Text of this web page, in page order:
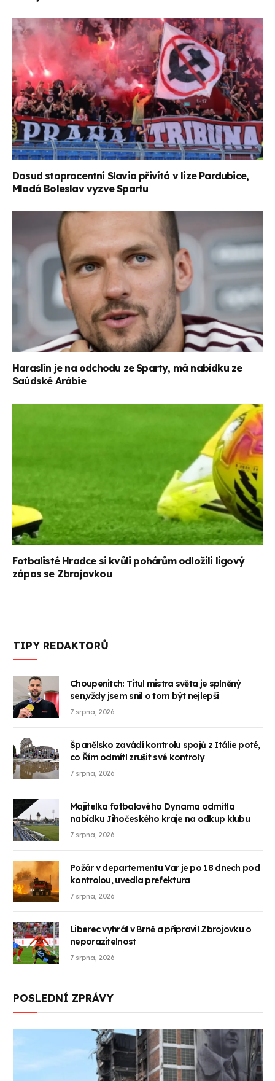
Dosud stoprocentní Slavia přivítá v lize Pardubice,
Mladá Boleslav vyzve Spartu
Haraslín je na odchodu ze Sparty, má nabídku ze
Saúdské Arábie
Fotbalisté Hradce si kvůli pohárům odložili ligový
zápas se Zbrojovkou
TIPY REDAKTORŮ
Choupenitch: Titul mistra světa je splněný
sen,vždy jsem snil o tom být nejlepší
7 srpna, 2026
Španělsko zavádí kontrolu spojů z Itálie poté,
co Řím odmítl zrušit své kontroly
7 srpna, 2026
Majitelka fotbalového Dynama odmítla
nabídku Jihočeského kraje na odkup klubu
7 srpna, 2026
Požár v departementu Var je po 18 dnech pod
kontrolou, uvedla prefektura
7 srpna, 2026
Liberec vyhrál v Brně a připravil Zbrojovku o
neporazitelnost
7 srpna, 2026
POSLEDNÍ ZPRÁVY